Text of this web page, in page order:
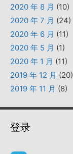
2020 年 8 月 (10)
2020 年 7 月 (24)
2020 年 6 月 (11)
2020 年 5 月 (1)
2020 年 1 月 (11)
2019 年 12 月 (20)
2019 年 11 月 (8)
登录